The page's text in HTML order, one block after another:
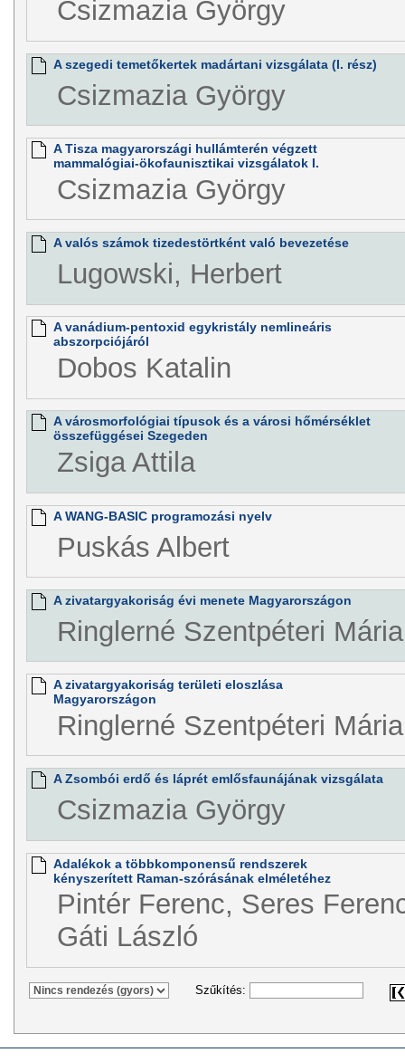
Csizmazia György
A szegedi temetőkertek madártani vizsgálata (I. rész)
Csizmazia György
A Tisza magyarországi hullámterén végzett
mammalógiai-ökofaunisztikai vizsgálatok I.
Csizmazia György
A valós számok tizedestörtként való bevezetése
Lugowski, Herbert
A vanádium-pentoxid egykristály nemlineáris
abszorpciójáról
Dobos Katalin
A városmorfológiai típusok és a városi hőmérséklet
összefüggései Szegeden
Zsiga Attila
A WANG-BASIC programozási nyelv
Puskás Albert
A zivatargyakoriság évi menete Magyarországon
Ringlerné Szentpéteri Mária
A zivatargyakoriság területi eloszlása
Magyarországon
Ringlerné Szentpéteri Mária
A Zsombói erdő és láprét emlősfaunájának vizsgálata
Csizmazia György
Adalékok a többkomponensű rendszerek
kényszerített Raman-szórásának elméletéhez
Pintér Ferenc, Seres
Gáti László
Szűkítés: